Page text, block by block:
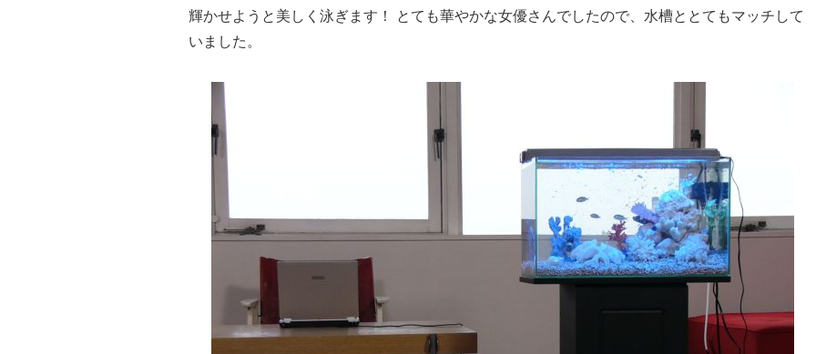
輝かせようと美しく泳ぎます！ とても華やかな女優さんでしたので、水槽ととてもマッチして
いました。